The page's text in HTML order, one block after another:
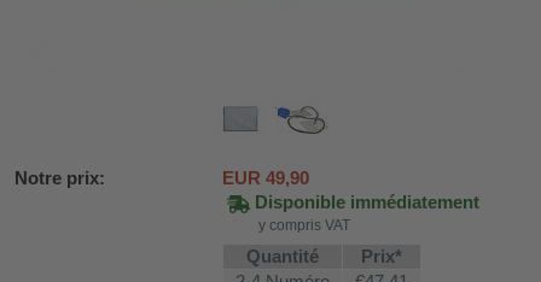
Notre prix: EUR 49,90
Disponible immédiatement
y compris VAT
Quantité
Prix*